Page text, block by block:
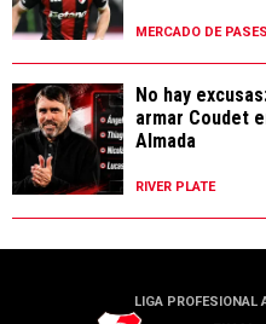
MERCADO DE
No hay
armar Coudet
Almada
RIVER PLATE
LIGA PROFESIONAL